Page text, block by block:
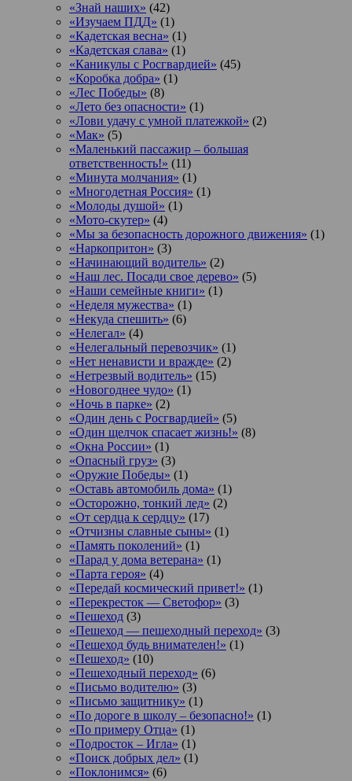
«Знай наших» (42)
«Изучаем ПДД» (1)
«Кадетская весна» (1)
«Кадетская слава» (1)
«Каникулы с Росгвардией» (45)
«Коробка добра» (1)
«Лес Победы» (8)
«Лето без опасности» (1)
«Лови удачу с умной платежкой» (2)
«Мак» (5)
«Маленький пассажир – большая
ответственность!» (11)
«Минута молчания» (1)
«Многодетная Россия» (1)
«Молоды душой» (1)
«Мото-скутер» (4)
«Мы за безопасность дорожного движения» (1)
«Наркопритон» (3)
«Начинающий водитель» (2)
«Наш лес. Посади свое дерево» (5)
«Наши семейные книги» (1)
«Неделя мужества» (1)
«Некуда спешить» (6)
«Нелегал» (4)
«Нелегальный перевозчик» (1)
«Нет ненависти и вражде» (2)
«Нетрезвый водитель» (15)
«Новогоднее чудо» (1)
«Ночь в парке» (2)
«Один день с Росгвардией» (5)
«Один щелчок спасает жизнь!» (8)
«Окна России» (1)
«Опасный груз» (3)
«Оружие Победы» (1)
«Оставь автомобиль дома» (1)
«Осторожно, тонкий лед» (2)
«От сердца к сердцу» (17)
«Отчизны славные сыны» (1)
«Память поколений» (1)
«Парад у дома ветерана» (1)
«Парта героя» (4)
«Передай космический привет!» (1)
«Перекресток — Светофор» (3)
«Пешеход (3)
«Пешеход — пешеходный переход» (3)
«Пешеход будь внимателен!» (1)
«Пешеход» (10)
«Пешеходный переход» (6)
«Письмо водителю» (3)
«Письмо защитнику» (1)
«По дороге в школу – безопасно!» (1)
«По примеру Отца» (1)
«Подросток ‒ Игла» (1)
«Поиск добрых дел» (1)
«Поклонимся» (6)